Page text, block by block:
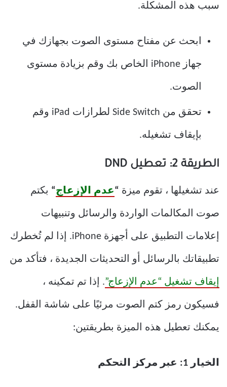
سبب هذه المشكلة.
ابحث عن مفتاح مستوى الصوت بجهازك في
جهاز iPhone الخاص بك وقم بزيادة مستوى
الصوت.
تحقق من Side Switch لطرازات iPad وقم
بإيقاف تشغيله.
الطريقة 2: تعطيل DND
عند تشغيلها ، تقوم ميزة “عدم الإزعاج“ بكتم
صوت المكالمات الواردة والرسائل وتنبيهات
إعلامات التطبيق على أجهزة iPhone. إذا لم تُخطرك
تطبيقاتك بالرسائل أو التحديثات الجديدة ، فتأكد من
إيقاف تشغيل “عدم الإزعاج”. إذا تم تمكينه ،
فسيكون رمز كتم الصوت مرئيًا على شاشة القفل.
يمكنك تعطيل هذه الميزة بطريقتين:
الخيار 1: عبر مركز التحكم